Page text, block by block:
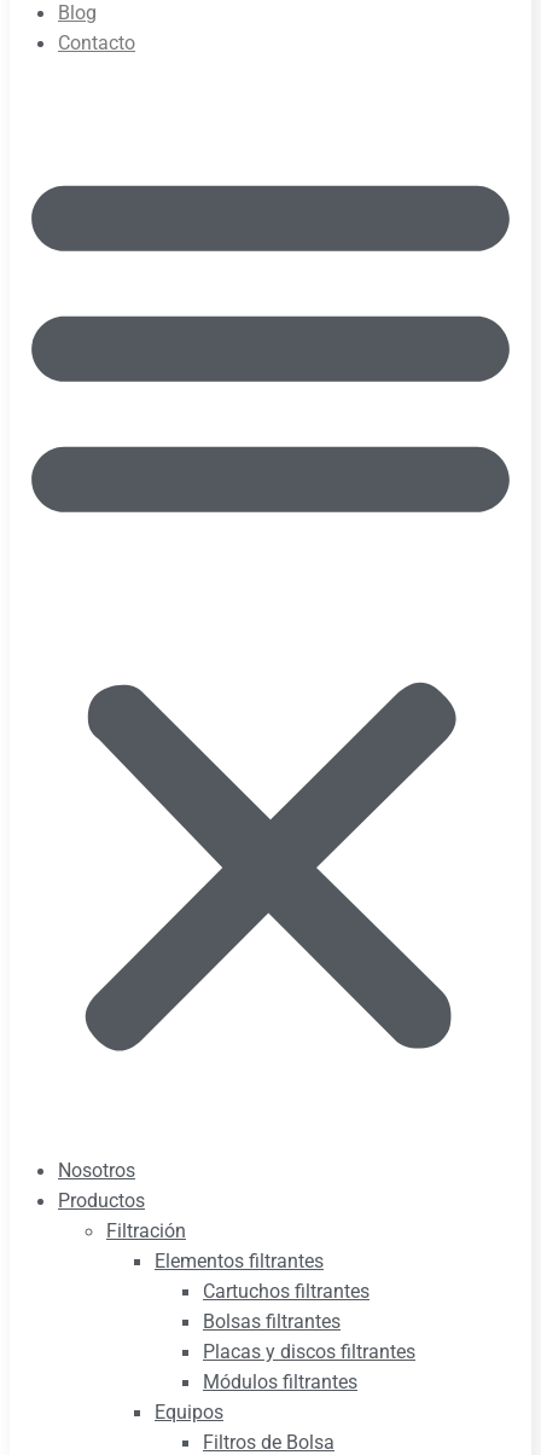
Blog
Contacto
Nosotros
Productos
Filtración
Elementos filtrantes
Cartuchos filtrantes
Bolsas filtrantes
Placas y discos filtrantes
Módulos filtrantes
Equipos
Filtros de Bolsa